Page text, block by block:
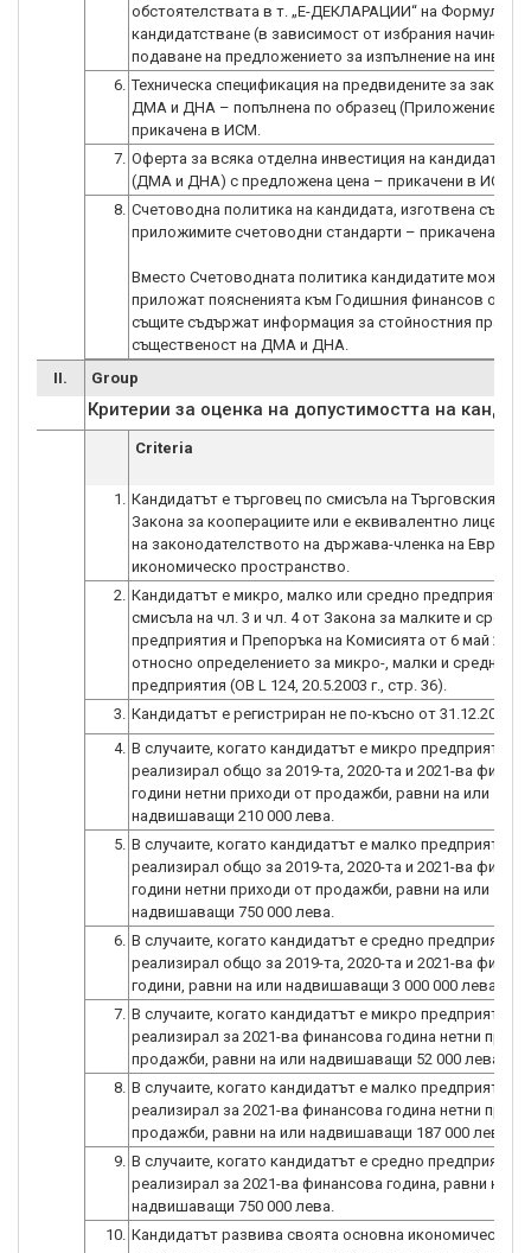
обстоятелствата в т. „E-ДЕКЛАРАЦИИ“ на Формуляра
кандидатстване (в зависимост от избрания начин на
подаване на предложението за изпълнение на
6. Техническа спецификация на предвидените за
ДМА и ДНА – попълнена по образец (Приложение 5) и
прикачена в ИСМ.
7. Оферта за всяка отделна инвестиция на кандидата в
(ДМА и ДНА) с предложена цена – прикачени в ИСМ.
8. Счетоводна политика на кандидата, изготвена
приложимите счетоводни стандарти – прикачена в
Вместо Счетоводната политика кандидатите може да
приложат поясненията към Годишния финансов
същите съдържат информация за стойностния праг на
същественост на ДМА и ДНА.
II.
Group
Критерии за оценка на допустимостта на
Criteria
1. Кандидатът е търговец по смисъла на Търговския
Закона за кооперациите или е еквивалентно лице по
на законодателството на държава-членка на
икономическо пространство.
2. Кандидатът е микро, малко или средно предприятие
смисъла на чл. 3 и чл. 4 от Закона за малките и
предприятия и Препоръка на Комисията от 6 май 2003
относно определението за микро-, малки и средни
предприятия (ОВ L 124, 20.5.2003 г., стр. 36).
3. Кандидатът е регистриран не по-късно от 31.12.2019 г.
4. В случаите, когато кандидатът е микро предприятие е
реализирал общо за 2019-та, 2020-та и 2021-ва
години нетни приходи от продажби, равни на или
надвишаващи 210 000 лева.
5. В случаите, когато кандидатът е малко предприятие е
реализирал общо за 2019-та, 2020-та и 2021-ва
години нетни приходи от продажби, равни на или
надвишаващи 750 000 лева.
6. В случаите, когато кандидатът е средно предприятие
реализирал общо за 2019-та, 2020-та и 2021-ва
години, равни на или надвишаващи 3 000 000 лева.
7. В случаите, когато кандидатът е микро предприятие е
реализирал за 2021-ва финансова година нетни
продажби, равни на или надвишаващи 52 000 лева.
8. В случаите, когато кандидатът е малко предприятие е
реализирал за 2021-ва финансова година нетни
продажби, равни на или надвишаващи 187 000 лева.
9. В случаите, когато кандидатът е средно предприятие
реализирал за 2021-ва финансова година, равни на
надвишаващи 750 000 лева.
10. Кандидатът развива своята основна икономическа